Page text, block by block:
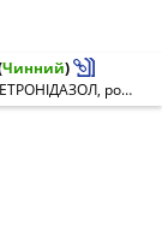
Чинний)
Щодо поновлення обігу лікарського засобу МЕТРОНІДАЗОЛ, розчин для інфузій 0,5 % по 100 мл у пляшках, серії 030613, виробництва ЗАТ "Інфузія", Україна, м. Київ